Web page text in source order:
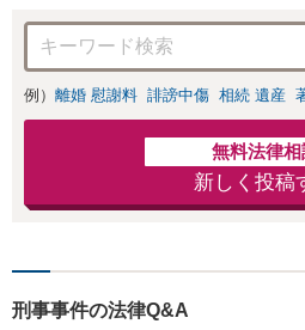
例） 離婚 慰謝料 誹謗中傷 相続 遺産
無料法律相
新しく投稿
刑事事件の法律Q&A